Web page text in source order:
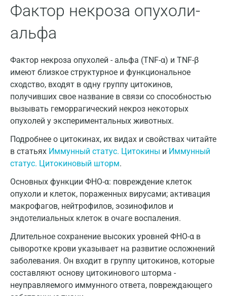
Фактор некроза опухоли-
альфа
Фактор некроза опухолей - альфа (TNF-α) и TNF-β
имеют близкое структурное и функциональное
сходство, входят в одну группу цитокинов,
получивших свое название в связи со способностью
вызывать геморрагический некроз некоторых
опухолей у экспериментальных животных.
Подробнее о цитокинах, их видах и свойствах читайте
в статьях Иммунный статус. Цитокины и Иммунный
статус. Цитокиновый шторм.
Основных функции ФНО-α: повреждение клеток
опухоли и клеток, пораженных вирусами; активация
макрофагов, нейтрофилов, эозинофилов и
эндотелиальных клеток в очаге воспаления.
Длительное сохранение высоких уровней ФНО-α в
сыворотке крови указывает на развитие осложнений
заболевания. Он входит в группу цитокинов, которые
составляют основу цитокинового шторма -
неуправляемого иммунного ответа, повреждающего
Вологда
Воронеж
Всеволожск
Гатчина
Геленджик
Дзержинск
Дзержинский
Дмитров
Долгопрудный
Домодедово
Екатеринбург
Жуковский
Звенигород
Зеленоград